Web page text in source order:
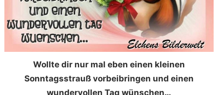
Wollte dir nur mal eben einen kleinen
Sonntagsstrauß vorbeibringen und einen
wundervollen Tag wünschen…